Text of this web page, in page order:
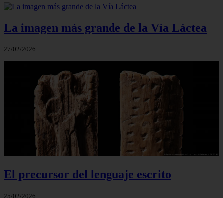
La imagen más grande de la Vía Láctea
27/02/2026
El precursor del lenguaje escrito
25/02/2026